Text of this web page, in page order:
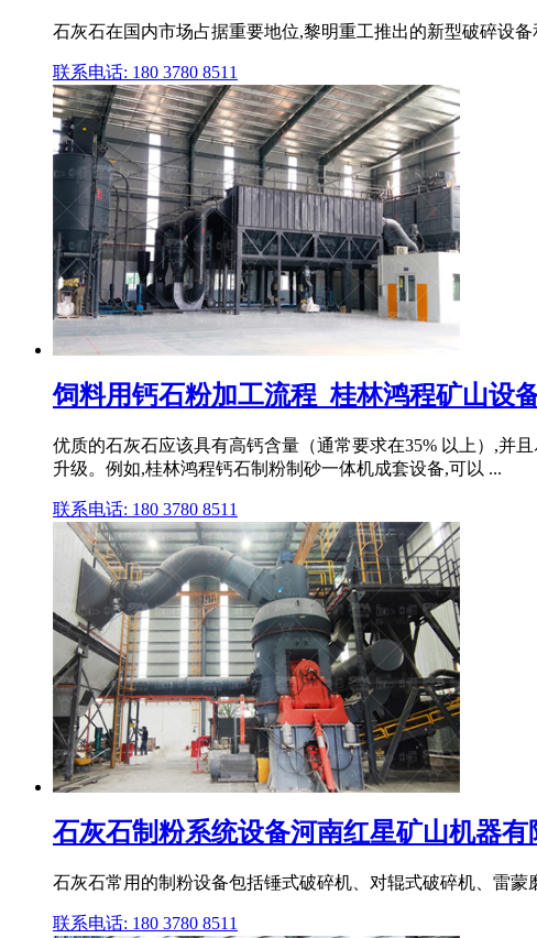
石灰石在国内市场占据重要地位,黎明重工推出的新型破碎设
联系电话: 180 3780 8511
饲料用钙石粉加工流程_桂林鸿程矿山设
优质的石灰石应该具有高钙含量（通常要求在35% 以上）,并
升级。例如,桂林鸿程钙石制粉制砂一体机成套设备,可以 ...
联系电话: 180 3780 8511
石灰石制粉系统设备河南红星矿山机器有
石灰石常用的制粉设备包括锤式破碎机、对辊式破碎机、雷
联系电话: 180 3780 8511